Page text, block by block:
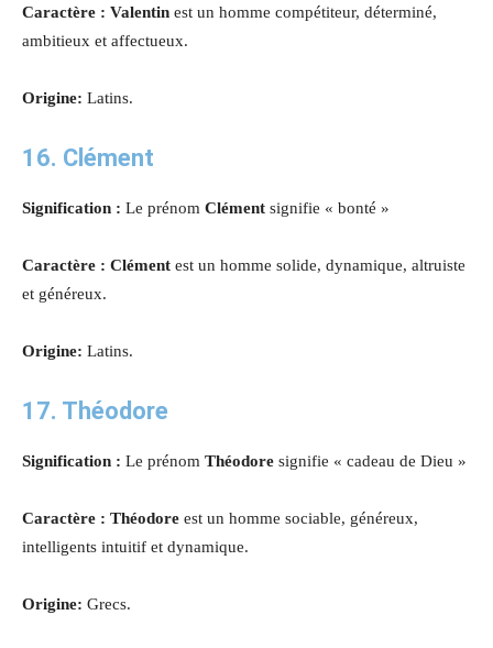
Caractère : Valentin est un homme compétiteur, déterminé,
ambitieux et affectueux.
Origine: Latins.
16. Clément
Signification : Le prénom Clément signifie « bonté »
Caractère : Clément est un homme solide, dynamique, altruiste
et généreux.
Origine: Latins.
17. Théodore
Signification : Le prénom Théodore signifie « cadeau de Dieu »
Caractère : Théodore est un homme sociable, généreux,
intelligents intuitif et dynamique.
Origine: Grecs.